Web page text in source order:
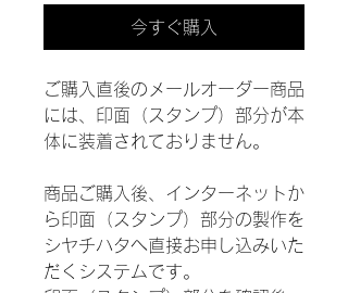
今すぐ購入
ご購入直後のメールオーダー商品
には、印面（スタンプ）部分が本
体に装着されておりません。
商品ご購入後、インターネットか
ら印面（スタンプ）部分の製作を
シヤチハタへ直接お申し込みいた
だくシステムです。